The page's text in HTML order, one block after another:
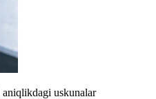
uskunalar